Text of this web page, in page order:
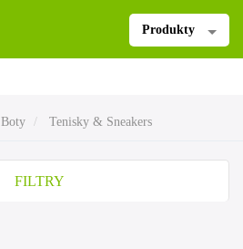
Produkty
Boty Tenisky & Sneakers
FILTRY